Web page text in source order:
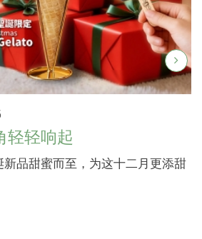
轻轻响起
新品甜蜜而至，为这十二月更添甜